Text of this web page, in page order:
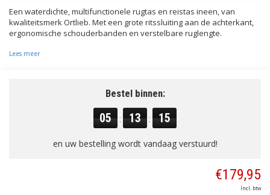
Een waterdichte, multifunctionele rugtas en reistas ineen, van
kwaliteitsmerk Ortlieb. Met een grote ritssluiting aan de achterkant,
ergonomische schouderbanden en verstelbare ruglengte.
Lees meer
Bestel binnen:
05 : 13 : 14
en uw bestelling wordt vandaag verstuurd!
€179,95
Incl. btw